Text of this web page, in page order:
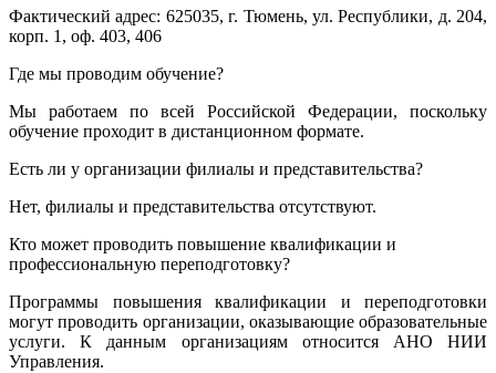
Фактический адрес: 625035, г. Тюмень, ул. Республики, д. 204,
корп. 1, оф. 403, 406
Где мы проводим обучение?
Мы работаем по всей Российской Федерации, поскольку
обучение проходит в дистанционном формате.
Есть ли у организации филиалы и представительства?
Нет, филиалы и представительства отсутствуют.
Кто может проводить повышение квалификации и
профессиональную переподготовку?
Программы повышения квалификации и переподготовки
могут проводить организации, оказывающие образовательные
услуги. К данным организациям относится АНО НИИ
Управления.